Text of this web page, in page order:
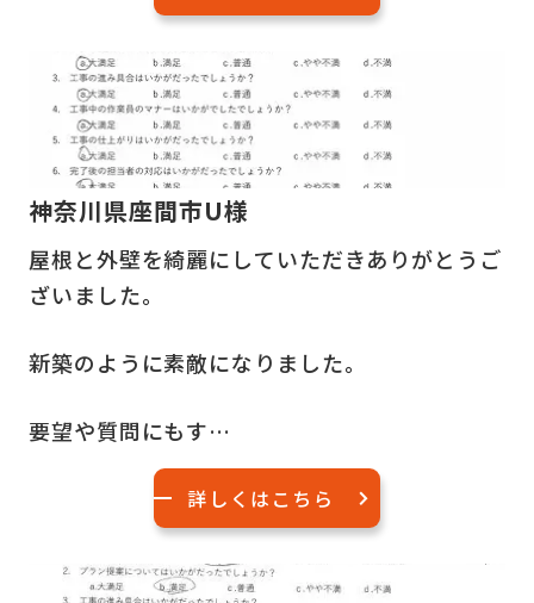
神奈川県座間市U様
屋根と外壁を綺麗にしていただきありがとうご
ざいました。
新築のように素敵になりました。
要望や質問にもす…
詳しくはこちら